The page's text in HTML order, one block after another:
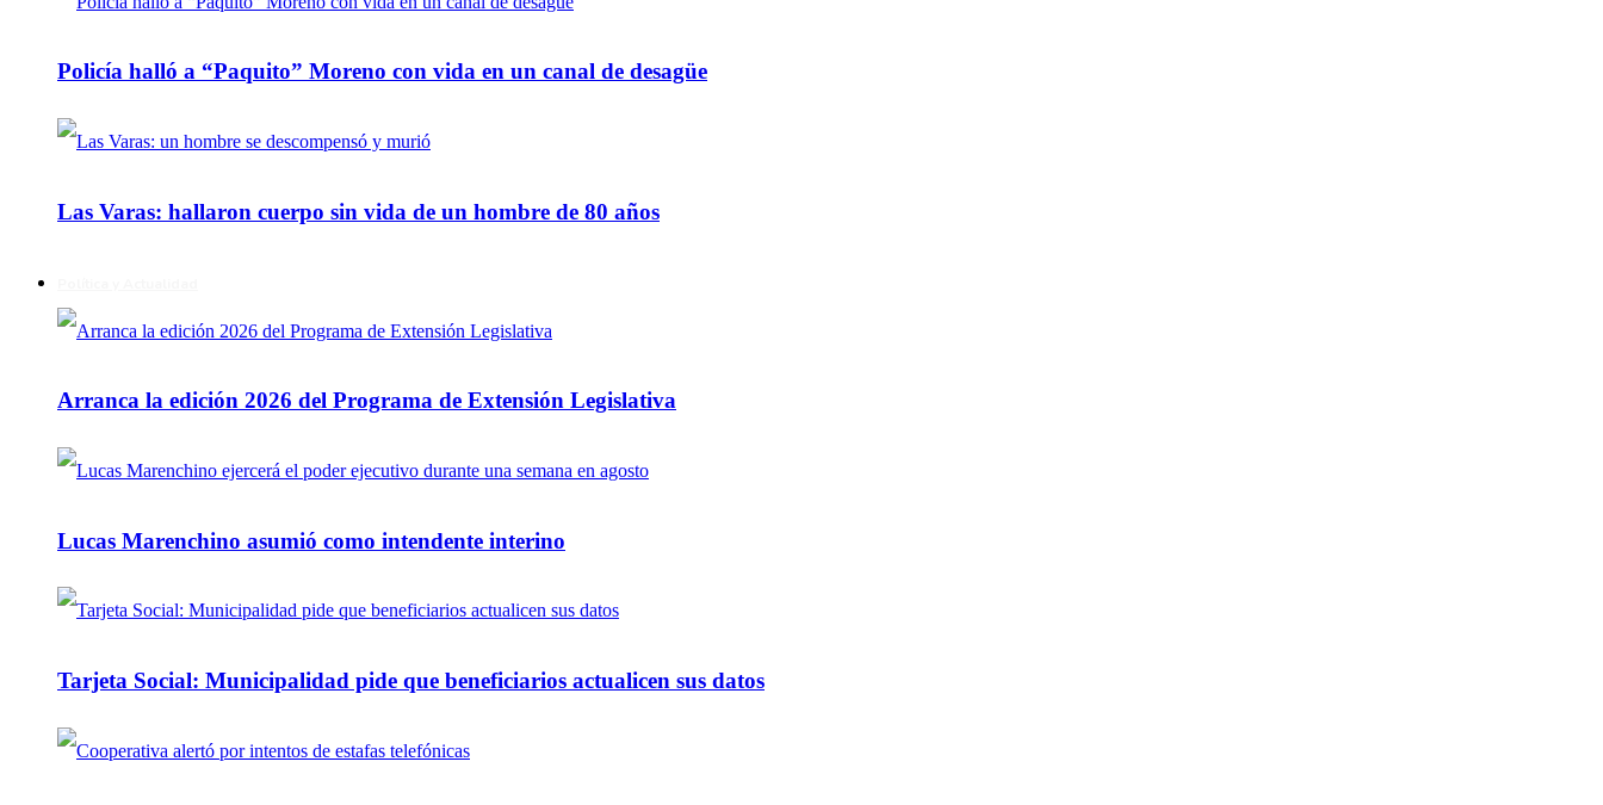
Policía halló a “Paquito” Moreno con vida en un canal de desagüe
Las Varas: hallaron cuerpo sin vida de un hombre de 80 años
Arranca la edición 2026 del Programa de Extensión Legislativa
Lucas Marenchino asumió como intendente interino
Tarjeta Social: Municipalidad pide que beneficiarios actualicen sus datos